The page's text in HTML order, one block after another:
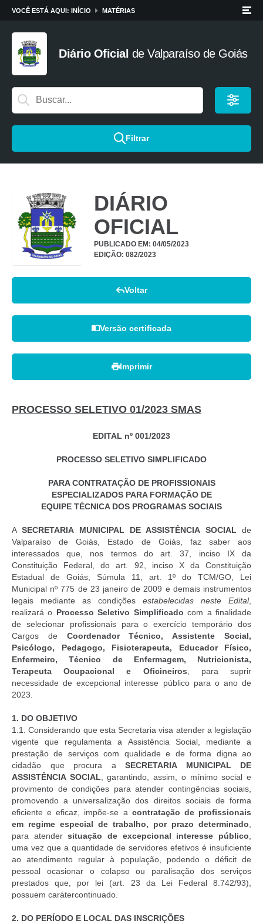
VOCÊ ESTÁ AQUI: INÍCIO MATÉRIAS
Diário Oficial de Valparaíso de Goiás
Filtrar
DIÁRIO
OFICIAL
PUBLICADO EM: 04/05/2023
EDIÇÃO: 082/2023
Voltar
Versão certificada
Imprimir
PROCESSO SELETIVO 01/2023 SMAS
EDITAL nº 001/2023
PROCESSO SELETIVO SIMPLIFICADO
PARA CONTRATAÇÃO DE PROFISSIONAIS
ESPECIALIZADOS PARA FORMAÇÃO DE
EQUIPE TÉCNICA DOS PROGRAMAS SOCIAIS
ASECRETARIA MUNICIPAL DE ASSISTÊNCIA SOCIAL de
Valparaíso de Goiás, Estado de Goiás, faz saber aos
interessados que, nos termos do art. 37, inciso IX da
Constituição Federal, do art. 92, inciso X da Constituição
Estadual de Goiás, Súmula 11, art. 1º do TCM/GO, Lei
Municipal nº 775 de 23 janeiro de 2009 e demais instrumentos
legais mediante as condições estabelecidas neste Edital,
realizará o Processo Seletivo Simplificado com a finalidade
de selecionar profissionais para o exercício temporário dos
Cargos de Coordenador Técnico, Assistente Social,
Psicólogo, Pedagogo, Fisioterapeuta, Educador Físico,
Enfermeiro, Técnico de Enfermagem, Nutricionista,
Terapeuta Ocupacional e Oficineiros , para suprir
necessidade de excepcional interesse público para o ano de
2023.
1. DO OBJETIVO
1.1. Considerando que esta Secretaria visa atender a legislação
vigente que regulamenta a Assistência Social, mediante a
prestação de serviços com qualidade e de forma digna ao
cidadão que procura a SECRETARIA MUNICIPAL DE
ASSISTÊNCIA SOCIAL , garantindo, assim, o mínimo social e
provimento de condições para atender contingências sociais,
promovendo a universalização dos direitos sociais de forma
eficiente e eficaz, impõe-se a contratação de profissionais
em regime especial de trabalho, por prazo determinado
para atendersituação de excepcional interesse público
uma vez que a quantidade de servidores efetivos é insuficiente
ao atendimento regular à população, podendo o déficit de
pessoal ocasionar o colapso ou paralisação dos serviços
prestados que, por lei (art. 23 da Lei Federal 8.742/93),
possuem carátercontinuado.
2. DO PERÍODO E LOCAL DAS INSCRIÇÕES